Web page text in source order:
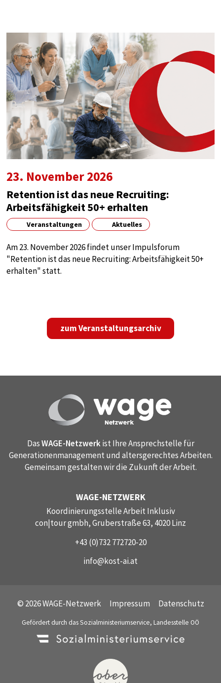
23. November 2026
Retention ist das neue Recruiting:
Arbeitsfähigkeit 50+ erhalten
Veranstaltungen Aktuelles
Am 23. November 2026 findet unser Impulsforum
"Retention ist das neue Recruiting: Arbeitsfähigkeit 50+
erhalten" statt.
zum Veranstaltungsarchiv
DasWAGE-Netzwerkist Ihre Ansprechstelle für
Generationenmanagement und altersgerechtes Arbeiten.
Gemeinsam gestalten wir die Zukunft der Arbeit.
WAGE-NETZWERK
Koordinierungsstelle Arbeit Inklusiv
con|tour gmbh, Gruberstraße 63, 4020 Linz
+43 (0)732 772720-20
info@kost-ai.at
© 2026 WAGE-Netzwerk Impressum Datenschutz
Gefördert durch das Sozialministeriumservice, Landesstelle OÖ